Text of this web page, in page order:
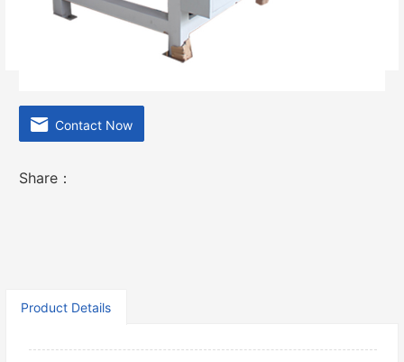
seguridad y fácil operación.
Contact Now
Share：
Product Details